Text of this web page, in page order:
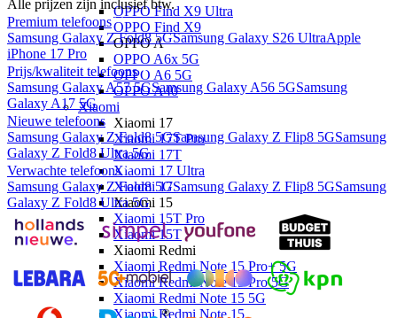
OPPO Find X9 Ultra
OPPO Find X9
OPPO A
OPPO A6x 5G
OPPO A6 5G
OPPO A40
Xiaomi
Xiaomi 17
Xiaomi 17T Pro
Xiaomi 17T
Xiaomi 17 Ultra
Xiaomi 17
Xiaomi 15
Xiaomi 15T Pro
Xiaomi 15T
Xiaomi Redmi
Xiaomi Redmi Note 15 Pro+ 5G
Xiaomi Redmi Note 15 Pro 5G
Xiaomi Redmi Note 15 5G
Xiaomi Redmi Note 15
Alle prijzen zijn inclusief btw.
Premium telefoons
Samsung Galaxy Z Fold8 5GSamsung Galaxy S26 UltraApple
iPhone 17 Pro
Prijs/kwaliteit telefoons
Samsung Galaxy A57 5GSamsung Galaxy A56 5GSamsung
Galaxy A17 5G
Nieuwe telefoons
Samsung Galaxy Z Fold8 5GSamsung Galaxy Z Flip8 5GSamsung
Galaxy Z Fold8 Ultra 5G
Verwachte telefoons
Samsung Galaxy Z Fold8 5GSamsung Galaxy Z Flip8 5GSamsung
Galaxy Z Fold8 Ultra 5G